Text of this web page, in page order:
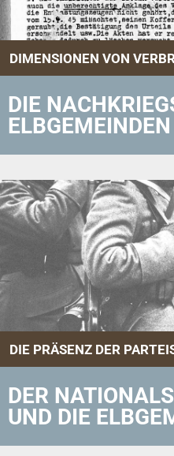
DIMENSIONEN VON
DIE
DIE PRÄSENZ DER
DER
UND DIE